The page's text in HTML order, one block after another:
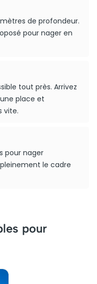
de profondeur.
pour nager en
tout près. Arrivez
place et
vite.
pour nager
le cadre
pour